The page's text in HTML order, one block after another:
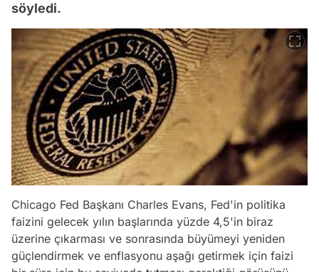
söyledi.
Chicago Fed Başkanı Charles Evans, Fed'in politika
faizini gelecek yılın başlarında yüzde 4,5'in biraz
üzerine çıkarması ve sonrasında büyümeyi yeniden
güçlendirmek ve enflasyonu aşağı getirmek için faizi